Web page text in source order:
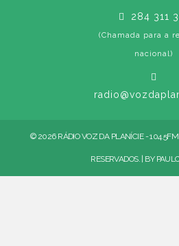
284 311
(Chamada para a
nacional)
© 2026 RÁDIO VOZ DA PLANÍCIE - 104.5FM
RESERVADOS. | BY